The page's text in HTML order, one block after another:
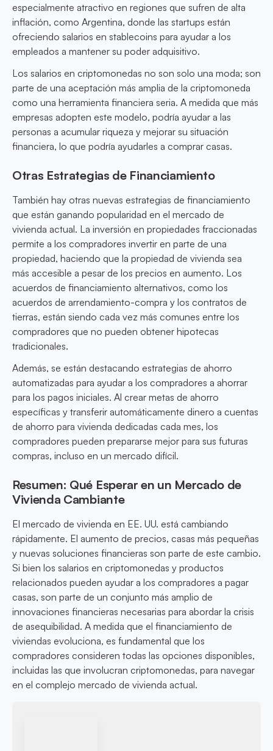
especialmente atractivo en regiones que sufren de alta
inflación, como Argentina, donde las startups están
ofreciendo salarios en stablecoins para ayudar a los
empleados a mantener su poder adquisitivo.
Los salarios en criptomonedas no son solo una moda; son
parte de una aceptación más amplia de la criptomoneda
como una herramienta financiera seria. A medida que más
empresas adopten este modelo, podría ayudar a las
personas a acumular riqueza y mejorar su situación
financiera, lo que podría ayudarles a comprar casas.
Otras Estrategias de Financiamiento
También hay otras nuevas estrategias de financiamiento
que están ganando popularidad en el mercado de
vivienda actual. La inversión en propiedades fraccionadas
permite a los compradores invertir en parte de una
propiedad, haciendo que la propiedad de vivienda sea
más accesible a pesar de los precios en aumento. Los
acuerdos de financiamiento alternativos, como los
acuerdos de arrendamiento-compra y los contratos de
tierras, están siendo cada vez más comunes entre los
compradores que no pueden obtener hipotecas
tradicionales.
Además, se están destacando estrategias de ahorro
automatizadas para ayudar a los compradores a ahorrar
para los pagos iniciales. Al crear metas de ahorro
específicas y transferir automáticamente dinero a cuentas
de ahorro para vivienda dedicadas cada mes, los
compradores pueden prepararse mejor para sus futuras
compras, incluso en un mercado difícil.
Resumen: Qué Esperar en un Mercado de
Vivienda Cambiante
El mercado de vivienda en EE. UU. está cambiando
rápidamente. El aumento de precios, casas más pequeñas
y nuevas soluciones financieras son parte de este cambio.
Si bien los salarios en criptomonedas y productos
relacionados pueden ayudar a los compradores a pagar
casas, son parte de un conjunto más amplio de
innovaciones financieras necesarias para abordar la crisis
de asequibilidad. A medida que el financiamiento de
viviendas evoluciona, es fundamental que los
compradores consideren todas las opciones disponibles,
incluidas las que involucran criptomonedas, para navegar
en el complejo mercado de vivienda actual.